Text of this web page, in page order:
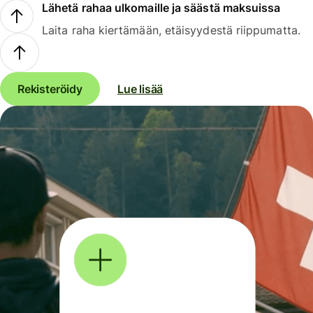
Lähetä rahaa ulkomaille ja säästä maksuissa
Laita raha kiertämään, etäisyydestä riippumatta.
Rekisteröidy Lue lisää